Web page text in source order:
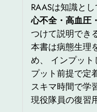
RAASは知識と
心不全・高血圧
つけて説明でき
本書は病態生理
め、 インプット
プット前提で定
スキマ時間で学
現役隊員の復習